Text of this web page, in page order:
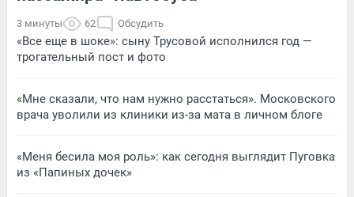
3 минуты 62 Обсудить
«Все еще в шоке»: сыну Трусовой исполнился год —
трогательный пост и фото
«Мне сказали, что нам нужно расстаться». Московского
врача уволили из клиники из-за мата в личном блоге
«Меня бесила моя роль»: как сегодня выглядит Пуговка
из «Папиных дочек»